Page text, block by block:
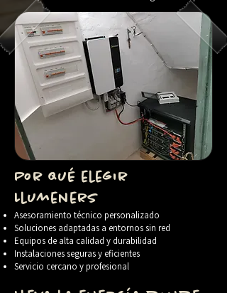
Por qué elegir
Llumeners
Asesoramiento técnico personalizado
Soluciones adaptadas a entornos sin red
Equipos de alta calidad y durabilidad
Instalaciones seguras y eficientes
Servicio cercano y profesional